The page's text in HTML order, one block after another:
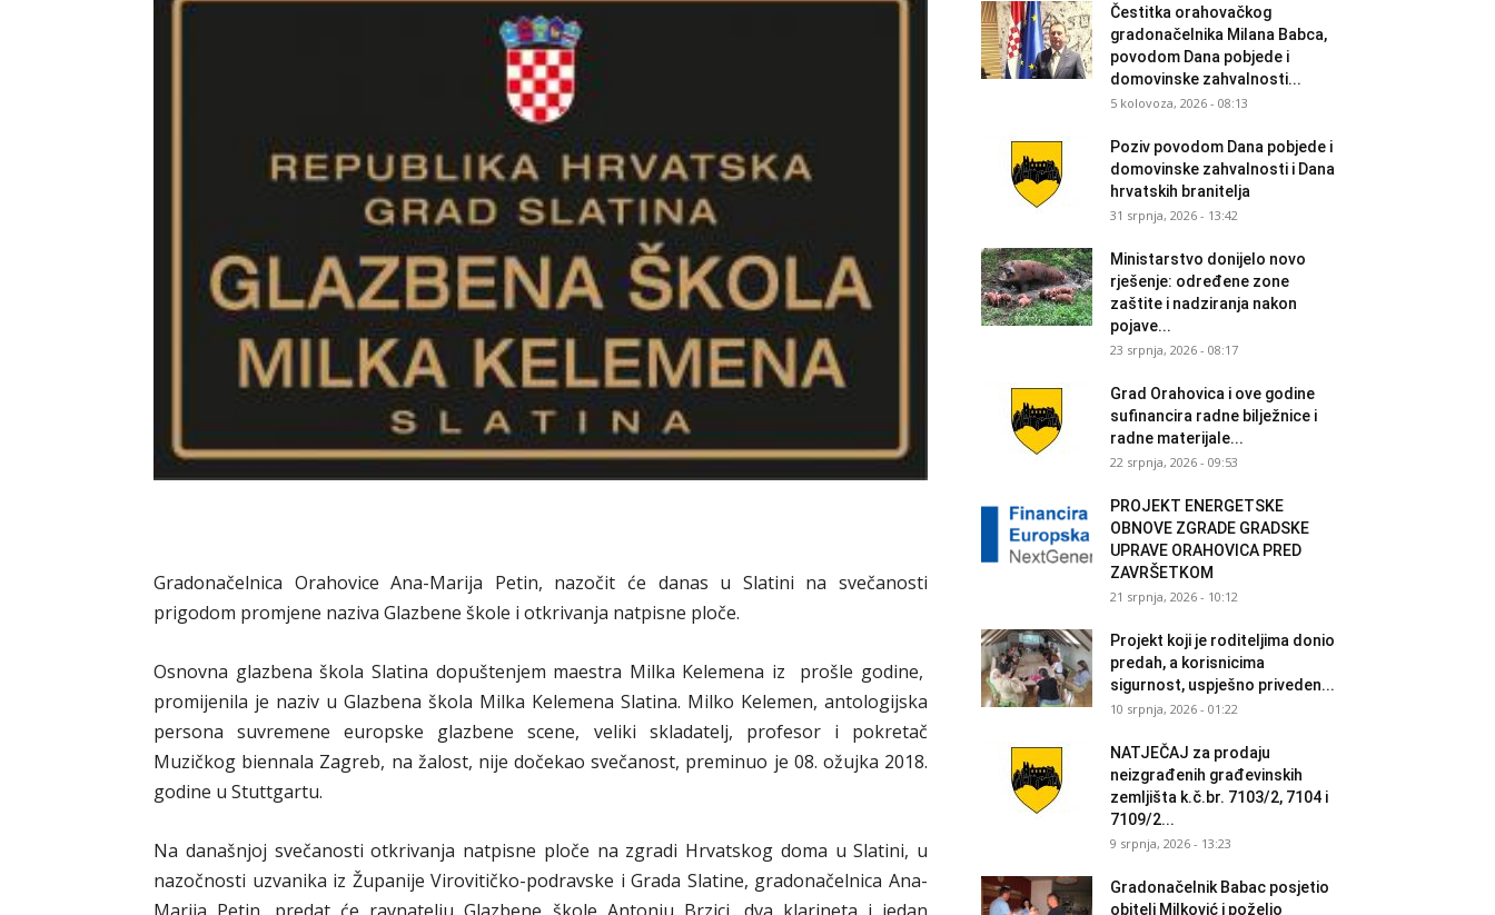
Gradonačelnica Orahovice Ana-Marija Petin, nazočit će danas u Slatini na svečanosti
prigodom promjene naziva Glazbene škole i otkrivanja natpisne ploče.
Osnovna glazbena škola Slatina dopuštenjem maestra Milka Kelemena iz prošle godine,
promijenila je naziv u Glazbena škola Milka Kelemena Slatina. Milko Kelemen, antologijska
persona suvremene europske glazbene scene, veliki skladatelj, profesor i pokretač
Muzičkog biennala Zagreb, na žalost, nije dočekao svečanost, preminuo je 08. ožujka 2018.
godine u Stuttgartu.
Na današnjoj svečanosti otkrivanja natpisne ploče na zgradi Hrvatskog doma u Slatini, u
nazočnosti uzvanika iz Županije Virovitičko-podravske i Grada Slatine, gradonačelnica Ana-
Čestitka orahovačkog
gradonačelnika Milana Babca,
povodom Dana pobjede i
domovinske zahvalnosti...
5 kolovoza, 2026 - 08:13
Poziv povodom Dana pobjede i
domovinske zahvalnosti i Dana
hrvatskih branitelja
31 srpnja, 2026 - 13:42
Ministarstvo donijelo novo
rješenje: određene zone
zaštite i nadziranja nakon
pojave...
23 srpnja, 2026 - 08:17
Grad Orahovica i ove godine
sufinancira radne bilježnice i
radne materijale...
22 srpnja, 2026 - 09:53
PROJEKT ENERGETSKE
OBNOVE ZGRADE GRADSKE
UPRAVE ORAHOVICA PRED
ZAVRŠETKOM
21 srpnja, 2026 - 10:12
Projekt koji je roditeljima donio
predah, a korisnicima
sigurnost, uspješno priveden...
10 srpnja, 2026 - 01:22
NATJEČAJ za prodaju
neizgrađenih građevinskih
zemljišta k.č.br. 7103/2, 7104 i
7109/2...
9 srpnja, 2026 - 13:23
Gradonačelnik Babac posjetio
obitelj Milković i poželio